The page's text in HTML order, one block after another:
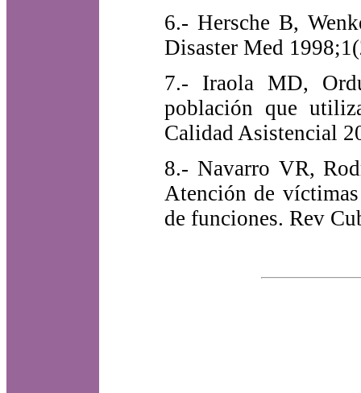
6.- Hersche B,
Disaster Med
7.- Iraola MD,
población que
Calidad Asistencial
8.- Navarro VR,
Atención de
de funciones. Rev